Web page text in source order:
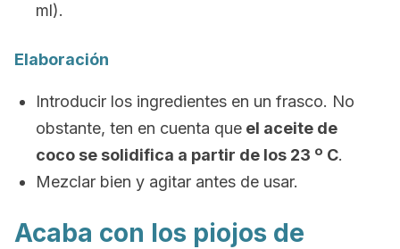
ml).
Elaboración
Introducir los ingredientes en un frasco. No
obstante, ten en cuenta que el aceite de
coco se solidifica a partir de los 23 º C.
Mezclar bien y agitar antes de usar.
Acaba con los piojos de